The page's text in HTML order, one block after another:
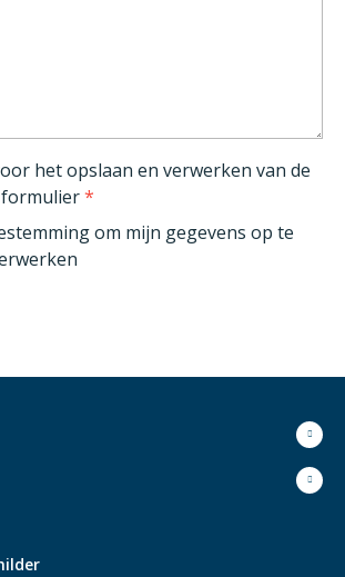
het opslaan en verwerken van de
*
om mijn gegevens op te